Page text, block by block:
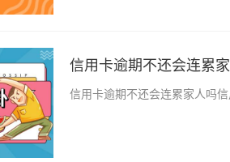
信用卡逾期不还会连累
信用卡逾期不还会连累家人吗